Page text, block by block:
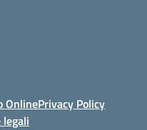
OnlinePrivacy Policy
legali